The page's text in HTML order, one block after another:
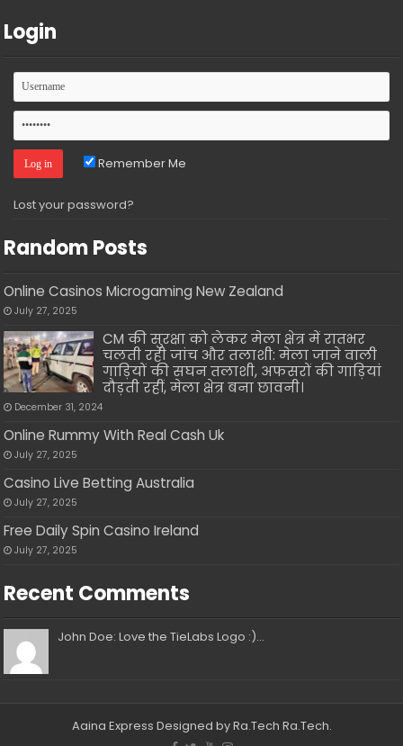
Login
Remember Me
Lost your password?
Random Posts
Online Casinos Microgaming New Zealand
July 27, 2025
CM की सुरक्षा को लेकर मेला क्षेत्र में रातभर
चलती रही जांच और तलाशी: मेला जाने वाली
गाड़ियों की सघन तलाशी, अफसरों की गाड़ियां
दौड़ती रहीं, मेला क्षेत्र बना छावनी।
December 31, 2024
Online Rummy With Real Cash Uk
July 27, 2025
Casino Live Betting Australia
July 27, 2025
Free Daily Spin Casino Ireland
July 27, 2025
Recent Comments
John Doe: Love the TieLabs Logo :)...
Aaina Express Designed by Ra.Tech Ra.Tech.